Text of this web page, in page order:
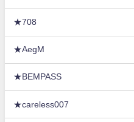
★708
★AegM
★BEMPASS
★careless007